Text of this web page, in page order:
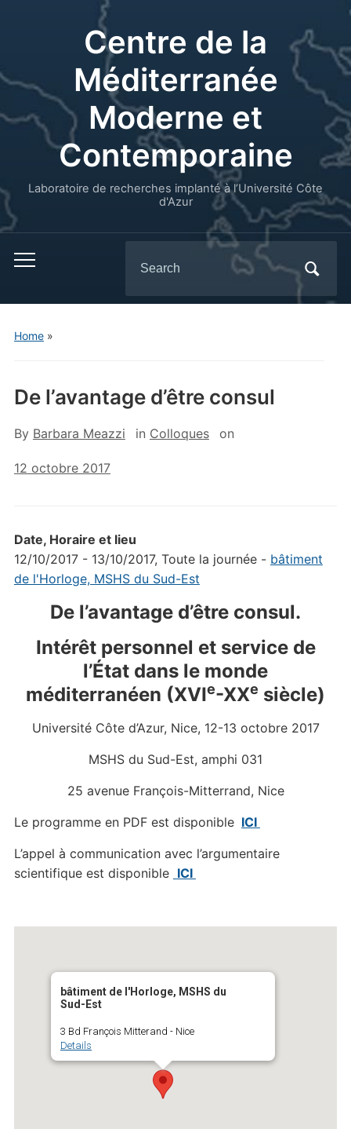
Centre de la
Méditerranée
Moderne et
Contemporaine
Laboratoire de recherches implanté à l’Université Côte
d'Azur
for:
Home»
De l’avantage d’être consul
By Barbara Meazzi in Colloques on
12 octobre 2017
Date, Horaire et lieu
12/10/2017 - 13/10/2017, Toute la journée - bâtiment
de l'Horloge, MSHS du Sud-Est
De l’avantage d’être consul.
Intérêt personnel et service de
l’État dans le monde
méditerranéen (XVIe-XXe siècle)
Université Côte d’Azur, Nice, 12-13 octobre 2017
MSHS du Sud-Est, amphi 031
25 avenue François-Mitterrand, Nice
Le programme en PDF est disponible ICI
L’appel à communication avec l’argumentaire
scientifique est disponible ICI
bâtiment de l'Horloge, MSHS du
Sud-Est
3 Bd François Mitterand - Nice
Details